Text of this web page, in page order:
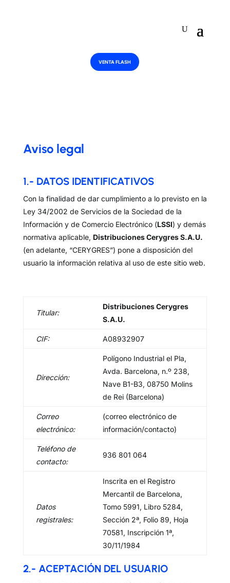
VENTA FLASH
Aviso legal
1.- DATOS IDENTIFICATIVOS
Con la finalidad de dar cumplimiento a lo previsto en la
Ley 34/2002 de Servicios de la Sociedad de la
Información y de Comercio Electrónico (LSSI) y demás
normativa aplicable, Distribuciones Cerygres S.A.U.
(en adelante, “CERYGRES”) pone a disposición del
usuario la información relativa al uso de este sitio web.
Titular:
Distribuciones Cerygres
S.A.U.
CIF: A08932907
Dirección:
Polígono Industrial el Pla,
Avda. Barcelona, n.º 238,
Nave B1-B3, 08750 Molins
de Rei (Barcelona)
Correo
electrónico:
(correo electrónico de
información/contacto)
Teléfono de
contacto:
936 801 064
Datos
registrales:
Inscrita en el Registro
Mercantil de Barcelona,
Tomo 5991, Libro 5284,
Sección 2ª, Folio 89, Hoja
70581, Inscripción 1ª,
30/11/1984
2.- ACEPTACIÓN DEL USUARIO